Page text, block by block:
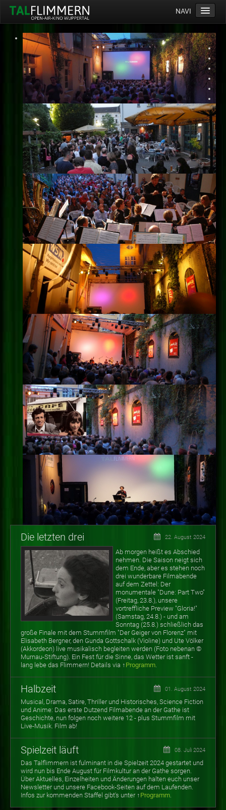
NAVI
Home
Programm
Service
Ticketinfos
Ort
Anreise
Wetter
Kinogutschein
Konzept
Archiv
Kontakt
Impressum
Datenschutz
Die letzten drei 22. August 2024
Ab morgen heißt es Abschied
nehmen. Die Saison neigt sich
dem Ende, aber es stehen noch
drei wunderbare Filmabende
auf dem Zettel: Der
monumentale "Dune: Part Two"
(Freitag, 23.8.), unsere
vortreffliche Preview "Gloria!"
(Samstag, 24.8.) - und am
Sonntag (25.8.) schließlich das
große Finale mit dem Stummfilm "Der Geiger von Florenz" mit
Elisabeth Bergner, den Gunda Gottschalk (Violine) und Ute Völker
(Akkordeon) live musikalisch begleiten werden (Foto nebenan ©
Murnau-Stiftung). Ein Fest für die Sinne, das Wetter ist sanft -
lang lebe das Flimmern! Details via ↑ Programm.
Halbzeit 01. August 2024
Musical, Drama, Satire, Thriller und Historisches, Science Fiction
und Anime: Das erste Dutzend Filmabende an der Gathe ist
Geschichte, nun folgen noch weitere 12 - plus Stummfilm mit
Live-Musik. Film ab!
Spielzeit läuft 08. Juli 2024
Das Talflimmern ist fulminant in die Spielzeit 2024 gestartet und
wird nun bis Ende August für Filmkultur an der Gathe sorgen.
Über Aktuelles, Einzelheiten und Änderungen halten euch unser
Newsletter und unsere Facebook-Seiten auf dem Laufenden.
Infos zurkommenden Staffel gibt's unter ↑ Programm.